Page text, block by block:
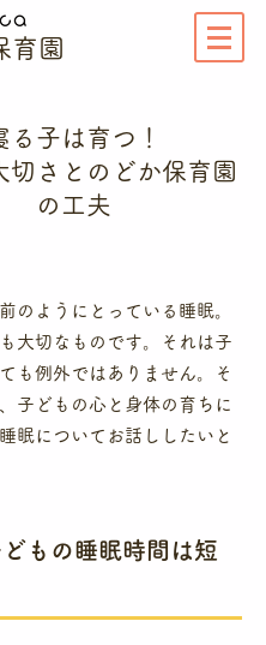
育園
る子は育つ！
切さとのどか保育園
の工夫
のようにとっている睡眠。
大切なものです。それは子
も例外ではありません。そ
子どもの心と身体の育ちに
眠についてお話ししたいと
もの睡眠時間は短